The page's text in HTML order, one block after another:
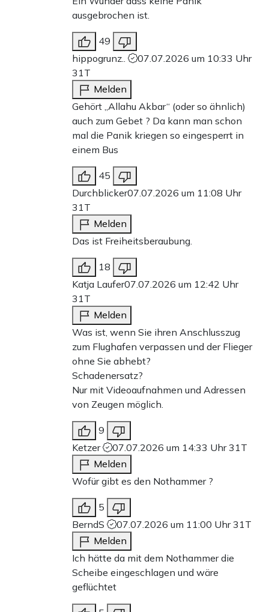
ausgebrochen ist.
49
hippogrunz..
07.07.2026 um 10:33 Uhr
31T
Melden
Gehört „Allahu Akbar“ (oder so ähnlich)
auch zum Gebet ? Da kann man schon
mal die Panik kriegen so eingesperrt in
einem Bus
45
Durchblicker07.07.2026 um 11:08 Uhr
31T
Melden
Das ist Freiheitsberaubung.
18
Katja Laufer07.07.2026 um 12:42 Uhr
31T
Melden
Was ist, wenn Sie ihren Anschlusszug
zum Flughafen verpassen und der Flieger
ohne Sie abhebt?
Schadenersatz?
Nur mit Videoaufnahmen und Adressen
von Zeugen möglich.
9
Ketzer
07.07.2026 um 14:33 Uhr31T
Melden
Wofür gibt es den Nothammer ?
5
BerndS
07.07.2026 um 11:00 Uhr31T
Melden
Ich hätte da mit dem Nothammer die
Scheibe eingeschlagen und wäre
geflüchtet